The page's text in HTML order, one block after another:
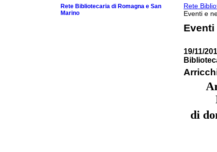
Rete
Eventi e
Eventi
19/11/
di
Rete Bibliotecaria di Romagna e San
Marino